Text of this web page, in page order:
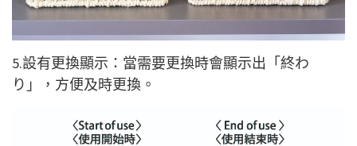
5.設有更換顯示：當需要更換時會顯示出「終わ
り」，方便及時更換。